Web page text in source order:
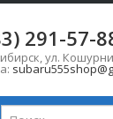
291-57-
,ул.